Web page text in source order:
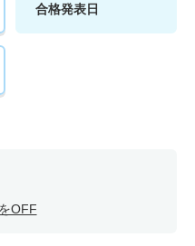
合格発表日
OFF